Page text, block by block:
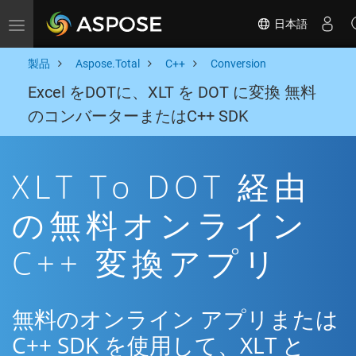
Toggle navigation 日本語
製品 Aspose.Total C++ Conversion
Excel をDOTに、XLT を DOT に変換 無料
のコンバーターまたはC++ SDK
XLT To DOT 経由
の無料オンライン
C++ 変換アプリ
無料のオンライン アプリまたは
C++ SDK を使用して、XLT と